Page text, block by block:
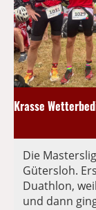
Die
Gütersloh.
Duathlon,
und dann